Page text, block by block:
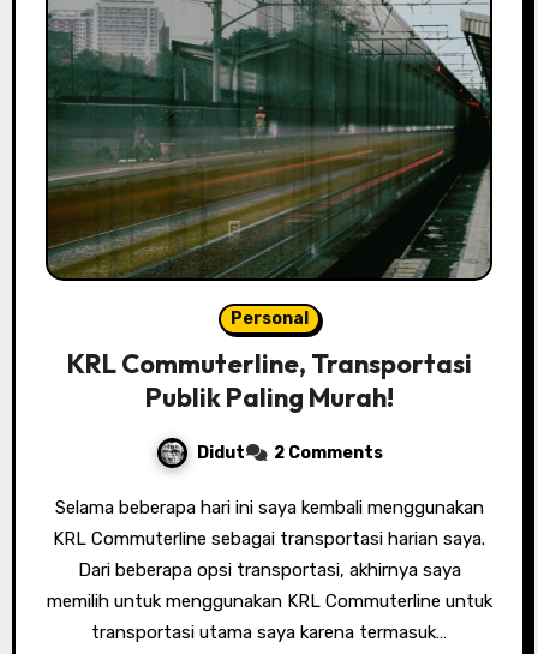
Personal
KRL Commuterline, Transportasi
Publik Paling Murah!
Didut 2 Comments
Selama beberapa hari ini saya kembali menggunakan
KRL Commuterline sebagai transportasi harian saya.
Dari beberapa opsi transportasi, akhirnya saya
memilih untuk menggunakan KRL Commuterline untuk
transportasi utama saya karena termasuk…